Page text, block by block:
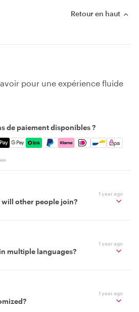
Retour en haut
pour une expérience fluide
de paiement disponibles ?
Discover, Apple Pay, Google
1 year ago
other people join?
1 year ago
multiple languages?
1 year ago